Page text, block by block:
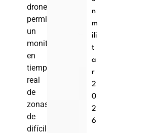
drones
permitirá
un
monitoreo
en
tiempo
real
de
zonas
de
difícil
n
m
ili
t
a
r
2
0
2
6